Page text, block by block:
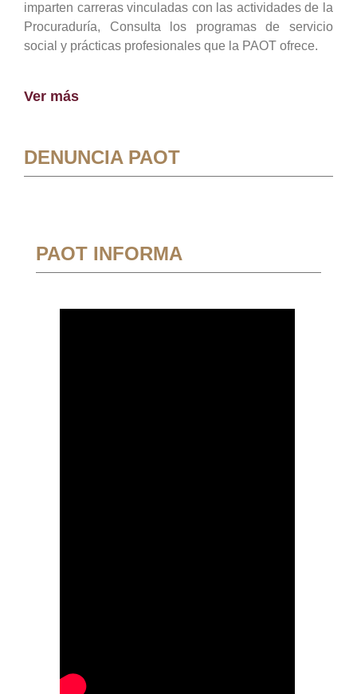
imparten carreras vinculadas con las actividades de la
Procuraduría, Consulta los programas de servicio
social y prácticas profesionales que la PAOT ofrece.
Ver más
DENUNCIA PAOT
PAOT INFORMA